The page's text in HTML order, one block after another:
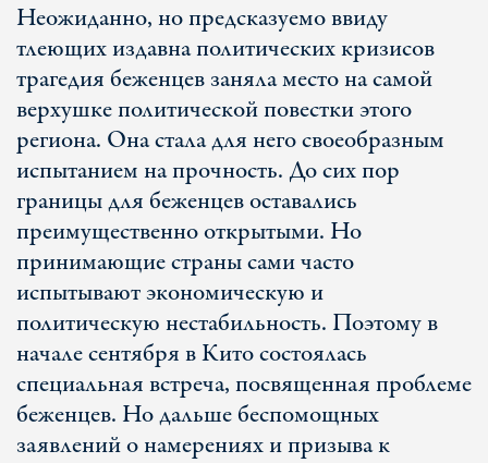
Неожиданно, но предсказуемо ввиду
тлеющих издавна политических кризисов
трагедия беженцев заняла место на самой
верхушке политической повестки этого
региона. Она стала для него своеобразным
испытанием на прочность. До сих пор
границы для беженцев оставались
преимущественно открытыми. Но
принимающие страны сами часто
испытывают экономическую и
политическую нестабильность. Поэтому в
начале сентября в Кито состоялась
специальная встреча, посвященная проблеме
беженцев. Но дальше беспомощных
заявлений о намерениях и призыва к